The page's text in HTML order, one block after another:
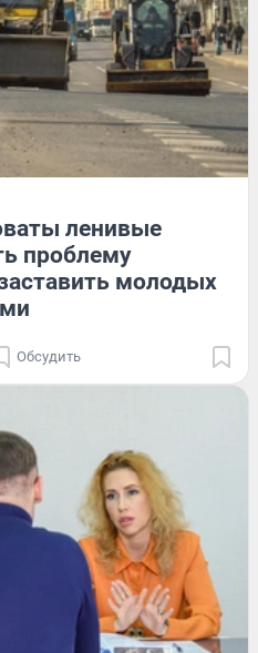
ленивые
проблему
молодых
Обсудить